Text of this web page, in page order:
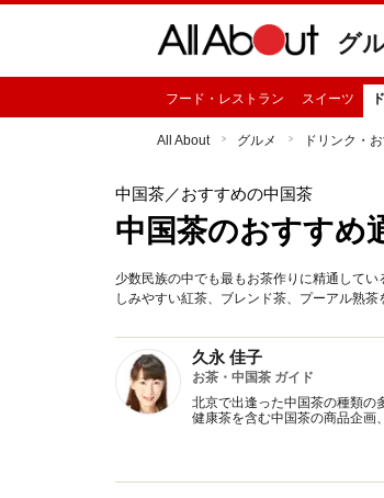
グ
フード・レストラン スイーツ
All About グルメ ドリンク・
中国茶／おすすめの中国茶
中国茶のおすすめ
少数民族の中でも最もお茶作りに精通して
しみやすい紅茶、ブレンド茶、プーアル熟茶
久永 佳子
お茶・中国茶 ガイド
北京で出逢った中国茶の種類の
健康茶を含む中国茶の商品企画